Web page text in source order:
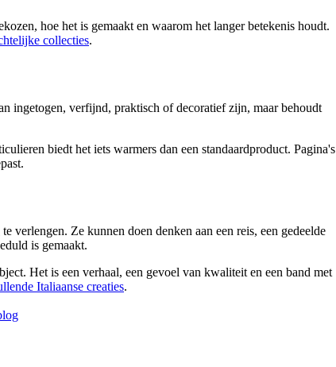
hoe het is gemaakt en waarom het langer betekenis houdt.
collecties.
ingetogen, verfijnd, praktisch of decoratief zijn, maar behoudt
biedt het iets warmers dan een standaardproduct. Pagina's
verlengen. Ze kunnen doen denken aan een reis, een gedeelde
is gemaakt.
Het is een verhaal, een gevoel van kwaliteit en een band met
Italiaanse creaties.